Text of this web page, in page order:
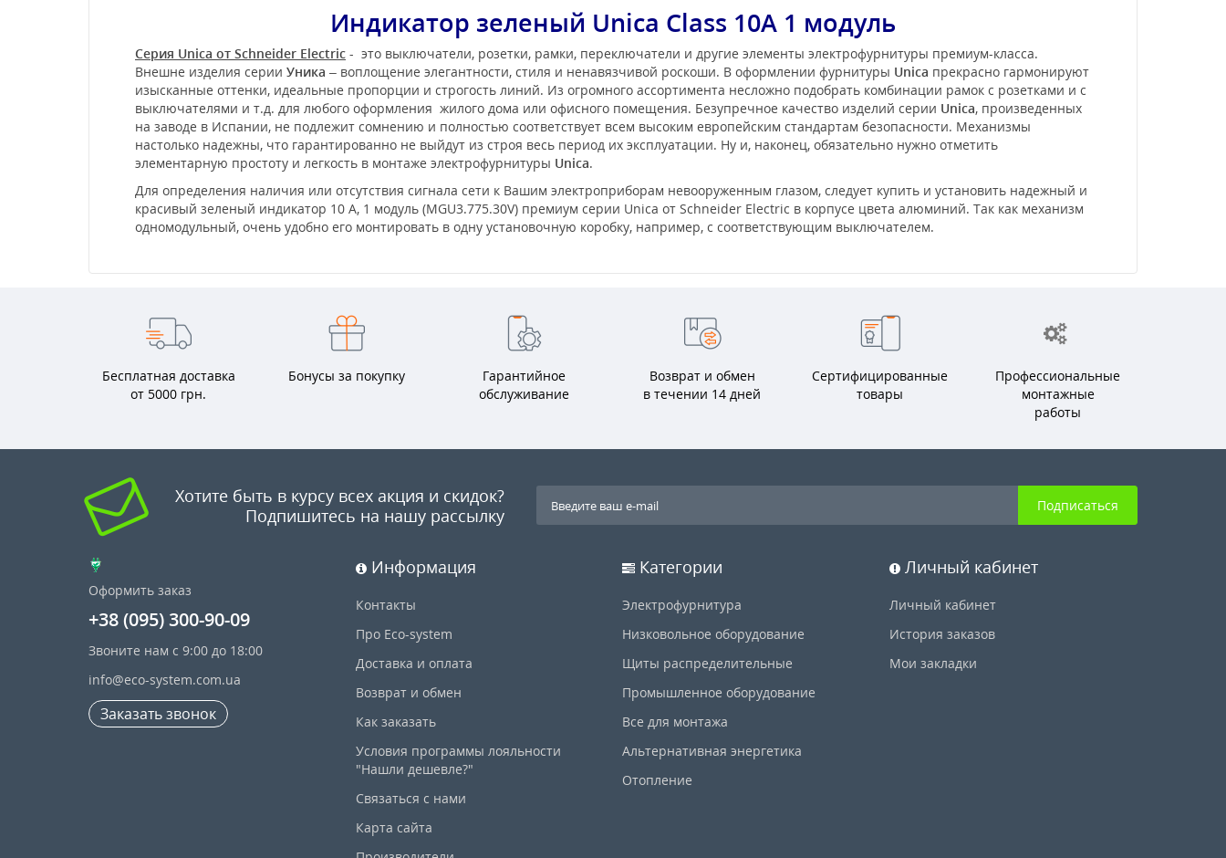
Индикатор зеленый Unica Class 10А 1 модуль
Серия Unica от Schneider Electric - это выключатели, розетки, рамки, переключатели и другие элементы электрофурнитуры премиум-класса.
Внешне изделия серии Уника – воплощение элегантности, стиля и ненавязчивой роскоши. В оформлении фурнитуры Unica прекрасно гармонируют
изысканные оттенки, идеальные пропорции и строгость линий. Из огромного ассортимента несложно подобрать комбинации рамок с розетками и с
выключателями и т.д. для любого оформления жилого дома или офисного помещения. Безупречное качество изделий серии Unica, произведенных
на заводе в Испании, не подлежит сомнению и полностью соответствует всем высоким европейским стандартам безопасности. Механизмы
настолько надежны, что гарантированно не выйдут из строя весь период их эксплуатации. Ну и, наконец, обязательно нужно отметить
элементарную простоту и легкость в монтаже электрофурнитуры Unica.
Для определения наличия или отсутствия сигнала сети к Вашим электроприборам невооруженным глазом, следует купить и установить надежный и
красивый зеленый индикатор 10 А, 1 модуль (MGU3.775.30V) премиум серии Unica от Schneider Electric в корпусе цвета алюминий. Так как механизм
одномодульный, очень удобно его монтировать в одну установочную коробку, например, с соответствующим выключателем.
Бесплатная доставка
от 5000 грн.
Бонусы за покупку
Гарантийное
обслуживание
Возврат и обмен
в течении 14 дней
Сертифицированные
товары
Профессиональные
монтажные
работы
Хотите быть в курсу всех акция и скидок?
Подпишитесь на нашу рассылку
Подписаться
Оформить заказ
+38 (095) 300-90-09
Звоните нам с 9:00 до 18:00
info@eco-system.com.ua
Заказать звонок
Информация
Контакты
Про Eco-system
Доставка и оплата
Возврат и обмен
Как заказать
Условия программы лояльности
"Нашли дешевле?"
Связаться с нами
Карта сайта
Категории
Электрофурнитура
Низковольное оборудование
Щиты распределительные
Промышленное оборудование
Все для монтажа
Альтернативная энергетика
Отопление
Личный кабинет
Личный кабинет
История заказов
Мои закладки